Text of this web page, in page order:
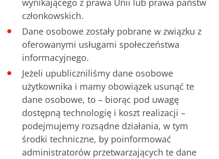
wynikającego z prawa Unii lub prawa państw
członkowskich.
Dane osobowe zostały pobrane w związku z
oferowanymi usługami społeczeństwa
informacyjnego.
Jeżeli upubliczniliśmy dane osobowe
użytkownika i mamy obowiązek usunąć te
dane osobowe, to – biorąc pod uwagę
dostępną technologię i koszt realizacji –
podejmujemy rozsądne działania, w tym
środki techniczne, by poinformować
administratorów przetwarzających te dane